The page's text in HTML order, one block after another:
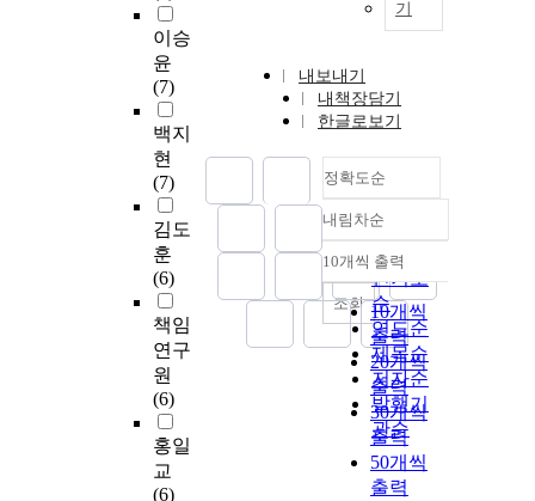
이승
윤
(7)
백지
현
(7)
김도
훈
(6)
책임
연구
원
(6)
홍일
교
(6)
기
내보내기
내책장담기
한글로보기
정확도순
정확도
순
인기도
순
연도순
제목순
저자순
발행기
관순
내림차순
내림차순
10개씩 출력
10개씩
출력
20개씩
출력
30개씩
출력
50개씩
출력
조회